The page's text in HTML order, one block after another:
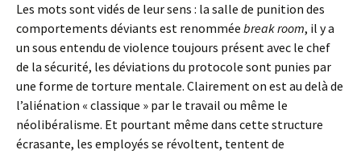
Les mots sont vidés de leur sens : la salle de punition des
comportements déviants est renommée break room, il y a
un sous entendu de violence toujours présent avec le chef
de la sécurité, les déviations du protocole sont punies par
une forme de torture mentale. Clairement on est au delà de
l’aliénation « classique » par le travail ou même le
néolibéralisme. Et pourtant même dans cette structure
écrasante, les employés se révoltent, tentent de